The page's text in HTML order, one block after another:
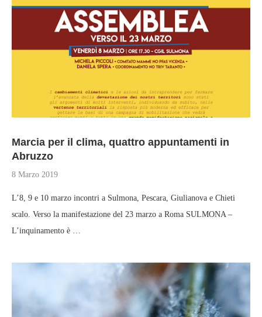
Marcia per il clima, quattro appuntamenti in
Abruzzo
8 Marzo 2019
L’8, 9 e 10 marzo incontri a Sulmona, Pescara, Giulianova e Chieti
scalo. Verso la manifestazione del 23 marzo a Roma SULMONA –
L’inquinamento è …